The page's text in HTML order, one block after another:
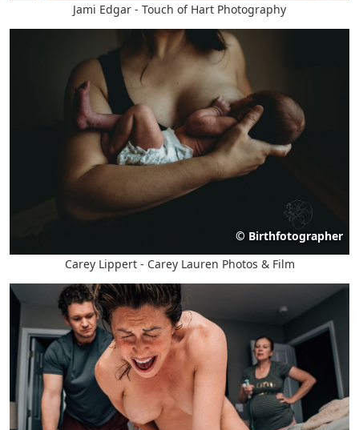
Jami Edgar - Touch of Hart Photography
© Birthfotographer
Carey Lippert - Carey Lauren Photos & Film